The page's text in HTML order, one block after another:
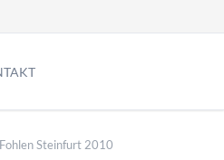
Steinfurt 2010